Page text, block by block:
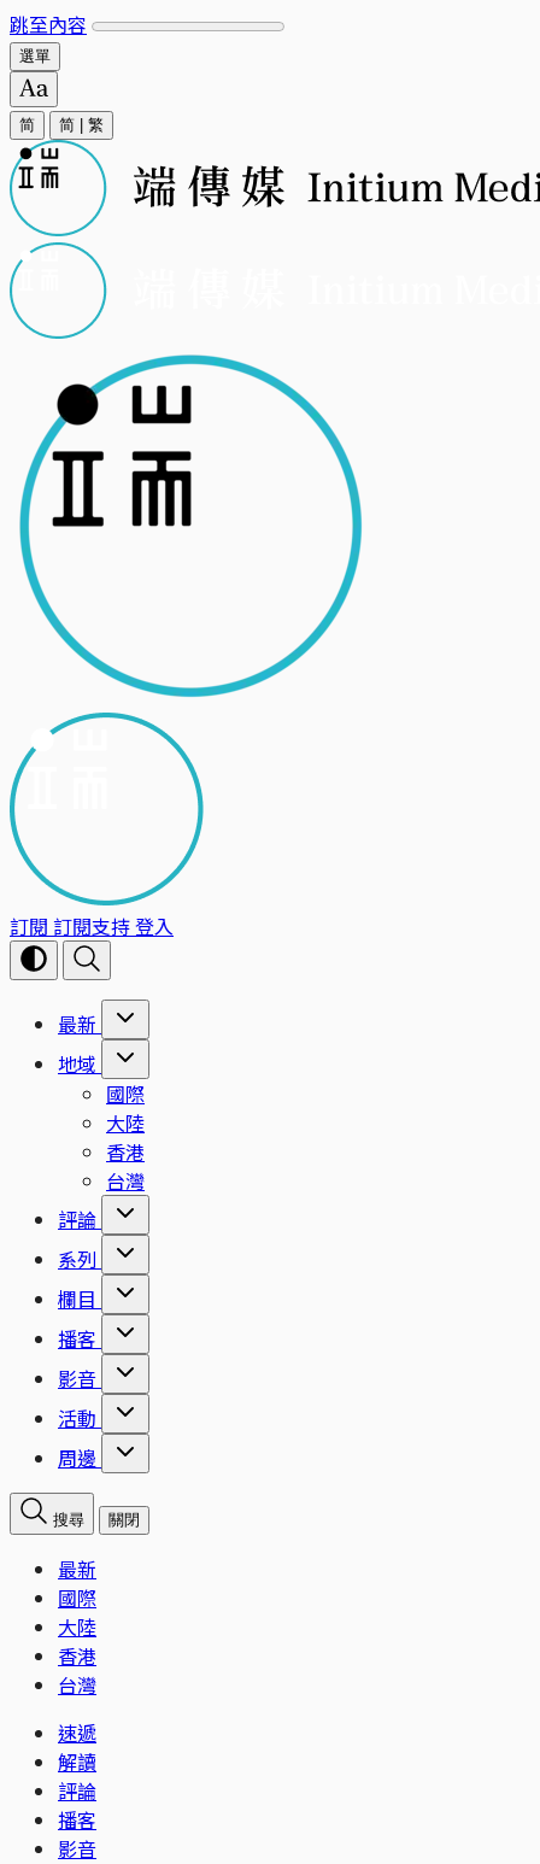
跳至內容
選單
简 简 繁
訂閱 訂閱支持登入
最新
地域
國際
大陸
香港
台灣
評論
系列
欄目
播客
影音
活動
周邊
搜尋 關閉
最新
國際
大陸
香港
台灣
速遞
解讀
評論
播客
影音